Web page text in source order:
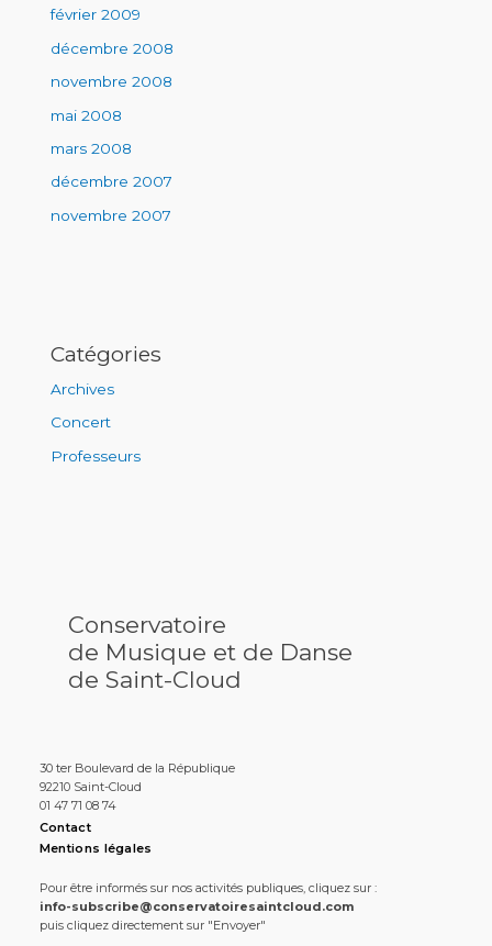
février 2009
décembre 2008
novembre 2008
mai 2008
mars 2008
décembre 2007
novembre 2007
Catégories
Archives
Concert
Professeurs
Conservatoire
de Musique et de Danse
de Saint-Cloud
30 ter Boulevard de la République
92210 Saint-Cloud
01 47 71 08 74
Contact
Mentions légales
Pour être informés sur nos activités publiques, cliquez sur :
info-subscribe@conservatoiresaintcloud.com
puis cliquez directement sur "Envoyer"